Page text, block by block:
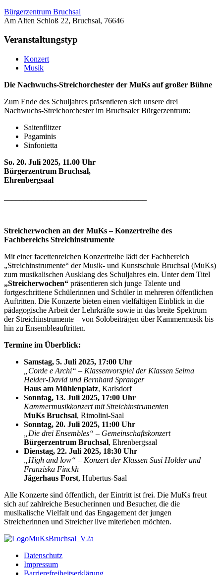
Bürgerzentrum Bruchsal
Am Alten Schloß 22, Bruchsal, 76646
Veranstaltungstyp
Konzert
Musik
Die Nachwuchs-Streichorchester der MuKs auf großer Bühne
Zum Ende des Schuljahres präsentieren sich unsere drei
Nachwuchs-Streichorchester im Bruchsaler Bürgerzentrum:
Saitenflitzer
Pagaminis
Sinfonietta
So. 20. Juli 2025, 11.00 Uhr
Bürgerzentrum Bruchsal,
Ehrenbergsaal
Streicherwochen an der MuKs – Konzertreihe des
Fachbereichs Streichinstrumente
Mit einer facettenreichen Konzertreihe lädt der Fachbereich
„Streichinstrumente“ der Musik- und Kunstschule Bruchsal (MuKs)
zum musikalischen Ausklang des Schuljahres ein. Unter dem Titel
„Streicherwochen“ präsentieren sich junge Talente und
fortgeschrittene Schülerinnen und Schüler in mehreren öffentlichen
Auftritten. Die Konzerte bieten einen vielfältigen Einblick in die
pädagogische Arbeit der Lehrkräfte sowie in das breite Spektrum
der Streichinstrumente – von Solobeiträgen über Kammermusik bis
hin zu Ensembleauftritten.
Termine im Überblick:
Samstag, 5. Juli 2025, 17:00 Uhr
„Corde e Archi“ – Klassenvorspiel der Klassen Selma
Heider-David und Bernhard Spranger
Haus am Mühlenplatz, Karlsdorf
Sonntag, 13. Juli 2025, 17:00 Uhr
Kammermusikkonzert mit Streichinstrumenten
MuKs Bruchsal, Rimolini-Saal
Sonntag, 20. Juli 2025, 11:00 Uhr
„Die drei Ensembles“ – Gemeinschaftskonzert
Bürgerzentrum Bruchsal, Ehrenbergsaal
Dienstag, 22. Juli 2025, 18:30 Uhr
„High and low“ – Konzert der Klassen Susi Holder und
Franziska Finckh
Jägerhaus Forst, Hubertus-Saal
Alle Konzerte sind öffentlich, der Eintritt ist frei. Die MuKs freut
sich auf zahlreiche Besucherinnen und Besucher, die die
musikalische Vielfalt und das Engagement der jungen
Streicherinnen und Streicher live miterleben möchten.
Datenschutz
Impressum